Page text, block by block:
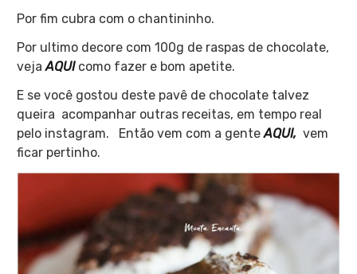
Por fim cubra com o chantininho.
Por ultimo decore com 100g de raspas de chocolate,
vejaAQUI como fazer e bom apetite.
E se você gostou deste pavê de chocolate talvez
queira acompanhar outras receitas, em tempo real
pelo instagram. Então vem com a genteAQUI, vem
ficar pertinho.